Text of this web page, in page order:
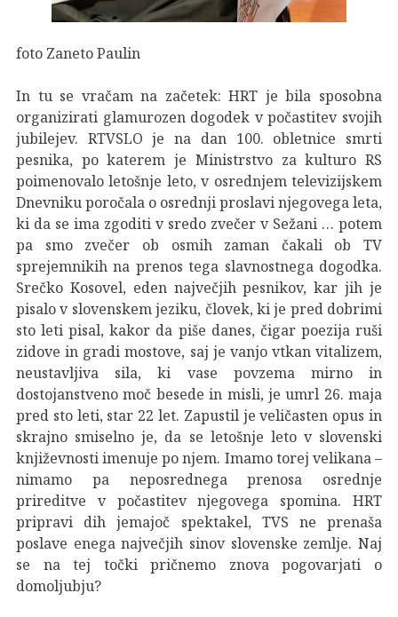
foto Zaneto Paulin
In tu se vračam na začetek: HRT je bila sposobna
organizirati glamurozen dogodek v počastitev svojih
jubilejev. RTVSLO je na dan 100. obletnice smrti
pesnika, po katerem je Ministrstvo za kulturo RS
poimenovalo letošnje leto, v osrednjem televizijskem
Dnevniku poročala o osrednji proslavi njegovega leta,
ki da se ima zgoditi v sredo zvečer v Sežani … potem
pa smo zvečer ob osmih zaman čakali ob TV
sprejemnikih na prenos tega slavnostnega dogodka.
Srečko Kosovel, eden največjih pesnikov, kar jih je
pisalo v slovenskem jeziku, človek, ki je pred dobrimi
sto leti pisal, kakor da piše danes, čigar poezija ruši
zidove in gradi mostove, saj je vanjo vtkan vitalizem,
neustavljiva sila, ki vase povzema mirno in
dostojanstveno moč besede in misli, je umrl 26. maja
pred sto leti, star 22 let. Zapustil je veličasten opus in
skrajno smiselno je, da se letošnje leto v slovenski
književnosti imenuje po njem. Imamo torej velikana –
nimamo pa neposrednega prenosa osrednje
prireditve v počastitev njegovega spomina. HRT
pripravi dih jemajoč spektakel, TVS ne prenaša
poslave enega največjih sinov slovenske zemlje. Naj
se na tej točki pričnemo znova pogovarjati o
domoljubju?